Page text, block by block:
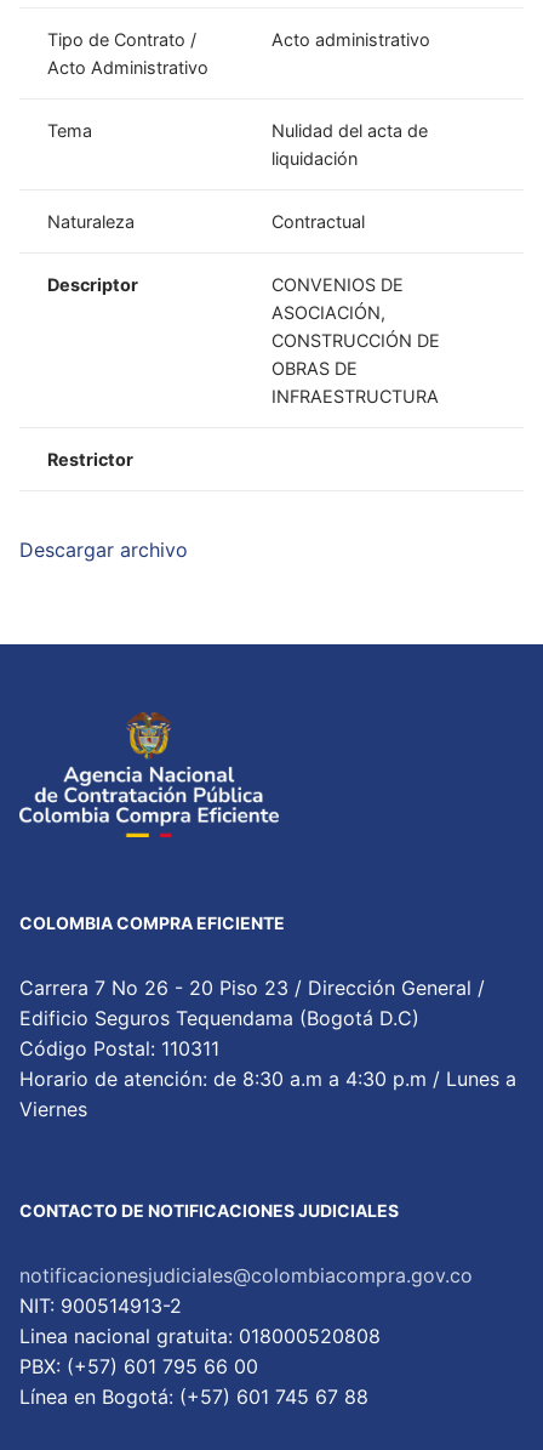
Tipo de Contrato /
Acto Administrativo
Acto administrativo
Tema
Nulidad del acta de
liquidación
Naturaleza Contractual
Descriptor
CONVENIOS DE
ASOCIACIÓN,
CONSTRUCCIÓN DE
OBRAS DE
INFRAESTRUCTURA
Restrictor
Descargar archivo
COLOMBIA COMPRA EFICIENTE
Carrera 7 No 26 - 20 Piso 23 / Dirección General /
Edificio Seguros Tequendama (Bogotá D.C)
Código Postal: 110311
Horario de atención: de 8:30 a.m a 4:30 p.m / Lunes a
Viernes
CONTACTO DE NOTIFICACIONES JUDICIALES
notificacionesjudiciales@colombiacompra.gov.co
NIT: 900514913-2
Linea nacional gratuita: 018000520808
PBX: (+57) 601 795 66 00
Lí­nea en Bogotá: (+57) 601 745 67 88